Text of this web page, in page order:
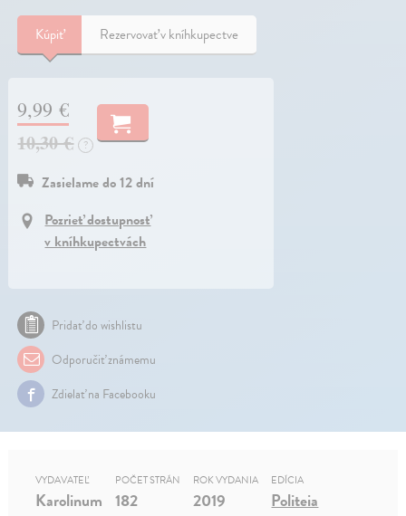
Kúpiť Rezervovať v kníhkupectve
9,99 €
10,30 €
?
Zasielame do 12 dní
Pozrieť dostupnosť
v kníhkupectvách
Pridať do wishlistu
Odporučiť známemu
Zdielať na Facebooku
VYDAVATEĽ
Karolinum
POČET STRÁN
182
ROK VYDANIA
2019
EDÍCIA
Politeia